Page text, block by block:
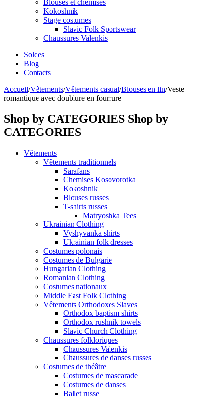
Blouses et chemises
Kokoshnik
Stage costumes
Slavic Folk Sportswear
Chaussures Valenkis
Soldes
Blog
Contacts
Accueil/Vêtements/Vêtements casual/Blouses en lin/Veste
romantique avec doublure en fourrure
Shop by CATEGORIES Shop by
CATEGORIES
Vêtements
Vêtements traditionnels
Sarafans
Chemises Kosovorotka
Kokoshnik
Blouses russes
T-shirts russes
Matryoshka Tees
Ukrainian Clothing
Vyshyvanka shirts
Ukrainian folk dresses
Costumes polonais
Costumes de Bulgarie
Hungarian Clothing
Romanian Clothing
Costumes nationaux
Middle East Folk Clothing
Vêtements Orthodoxes Slaves
Orthodox baptism shirts
Orthodox rushnik towels
Slavic Church Clothing
Chaussures folkloriques
Chaussures Valenkis
Chaussures de danses russes
Costumes de théâtre
Costumes de mascarade
Costumes de danses
Ballet russe